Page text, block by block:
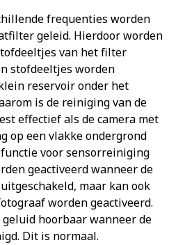
frequenties worden
geleid. Hierdoor worden
van het filter
stofdeeltjes worden
reservoir onder het
is de reiniging van de
effectief als de camera met
op een vlakke ondergrond
voor sensorreiniging
geactiveerd wanneer de
maar kan ook
worden geactiveerd.
geluid hoorbaar wanneer de
Dit is normaal.